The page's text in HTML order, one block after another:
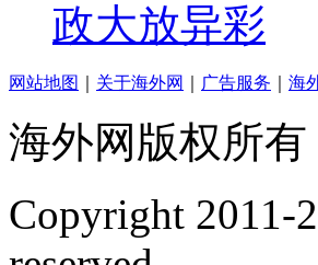
政大放异彩
网站地图 关于海外网 广告服务 海
海外网版权所
Copyright 2011-